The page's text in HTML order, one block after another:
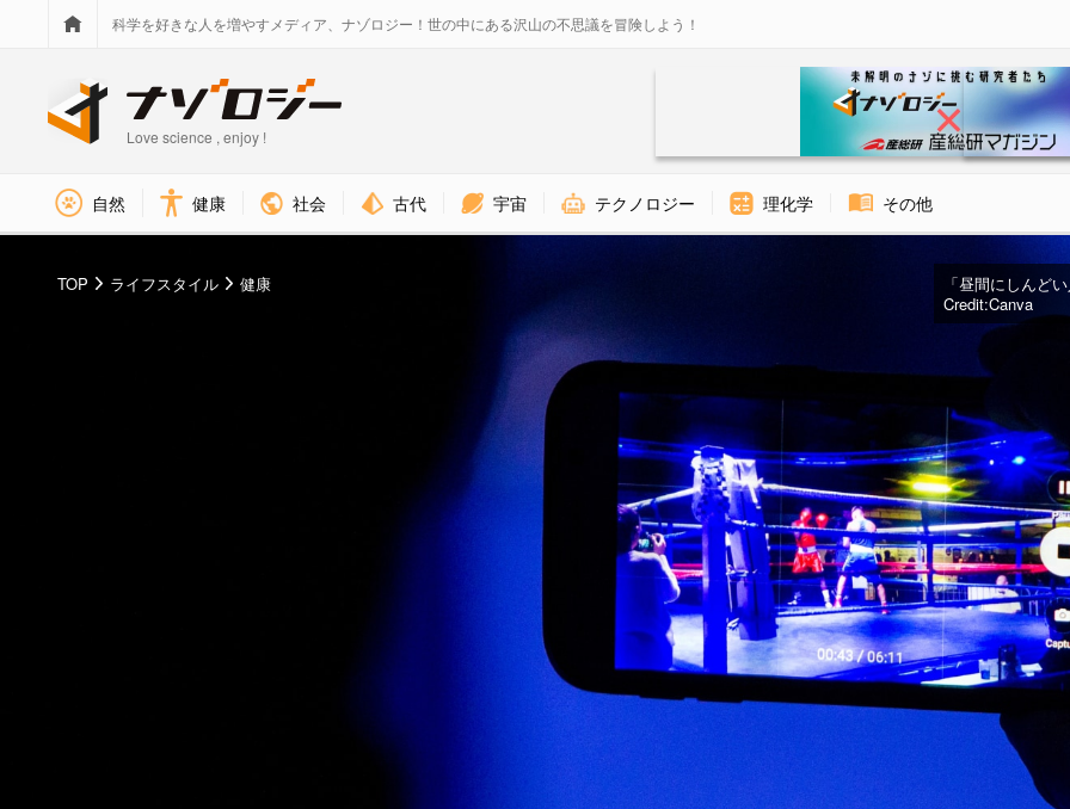
科学を好きな人を増やすメディア、ナゾロジー！世の中にある沢山の不思議を冒険しよう！
Love science , enjoy !
自然 健康 社会 古代 宇宙 テクノロジー 理化学 その他
「昼間にしんど
Credit:Canva
TOP ライフスタイル 健康